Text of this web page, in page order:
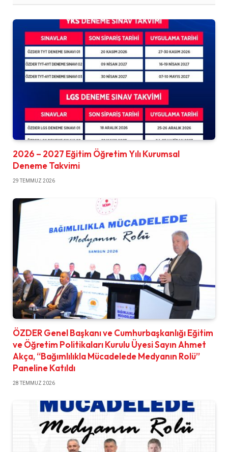
2026 – 2027 Eğitim Öğretim Yılı Kurumsal
Deneme Takvimi
29 TEMMUZ 2026
ÖZDER Genel Başkanı ve Cumhurbaşkanlığı Eğitim
ve Öğretim Politikaları Kurulu Üyesi Sayın Ahmet
Akça, “Bağımlılıkla Mücadelede Medyanın Rolü”
Paneline Katıldı
28 TEMMUZ 2026